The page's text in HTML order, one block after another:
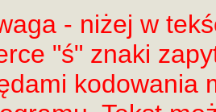
- niżej w
"ś" znaki
kodowania